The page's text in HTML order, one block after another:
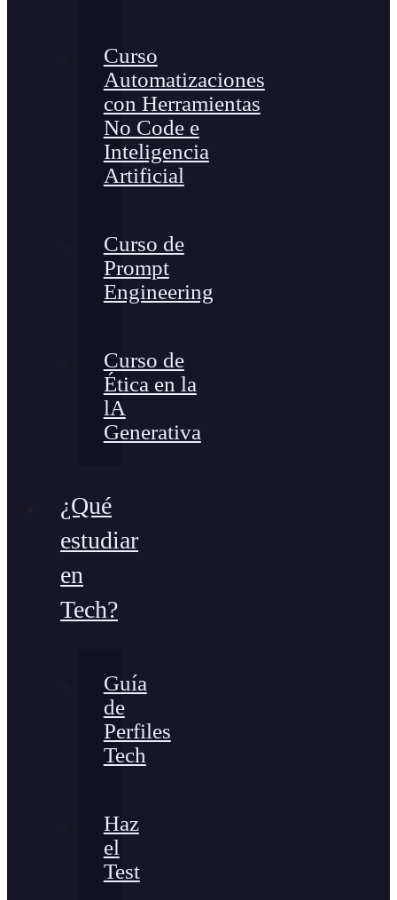
Curso
Automatizaciones
con Herramientas
No Code e
Inteligencia
Artificial
Curso de
Prompt
Engineering
Curso de
Ética en la
lA
Generativa
¿Qué
estudiar
en
Tech?
Guía
de
Perfiles
Tech
Haz
el
Test